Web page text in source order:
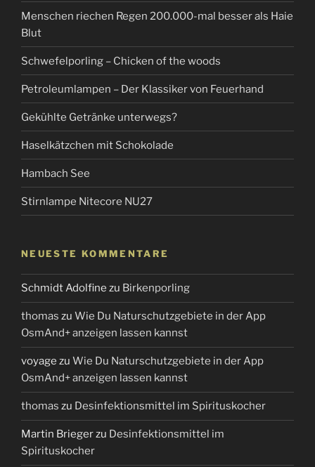
Menschen riechen Regen 200.000-mal besser als Haie
Blut
Schwefelporling – Chicken of the woods
Petroleumlampen – Der Klassiker von Feuerhand
Gekühlte Getränke unterwegs?
Haselkätzchen mit Schokolade
Hambach See
Stirnlampe Nitecore NU27
NEUESTE KOMMENTARE
Schmidt Adolfine zu Birkenporling
thomas zu Wie Du Naturschutzgebiete in der App
OsmAnd+ anzeigen lassen kannst
voyage zu Wie Du Naturschutzgebiete in der App
OsmAnd+ anzeigen lassen kannst
thomas zu Desinfektionsmittel im Spirituskocher
Martin Briegerzu Desinfektionsmittel im
Spirituskocher